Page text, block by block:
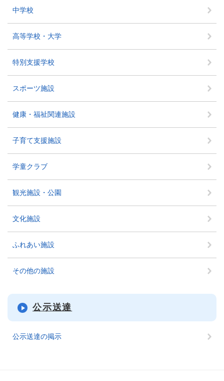
中学校
高等学校・大学
特別支援学校
スポーツ施設
健康・福祉関連施設
子育て支援施設
学童クラブ
観光施設・公園
文化施設
ふれあい施設
その他の施設
公示送達
公示送達の掲示